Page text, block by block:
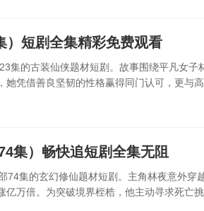
）短剧全集精彩免费观看
集的古装仙侠题材短剧。故事围绕平凡女
凭借善良坚韧的性格赢得同门认可，更与
集）畅快追短剧全集无阻
74集的玄幻修仙题材短剧。主角林夜意外穿
万倍。为突破境界桎梏，他主动寻求死亡挑